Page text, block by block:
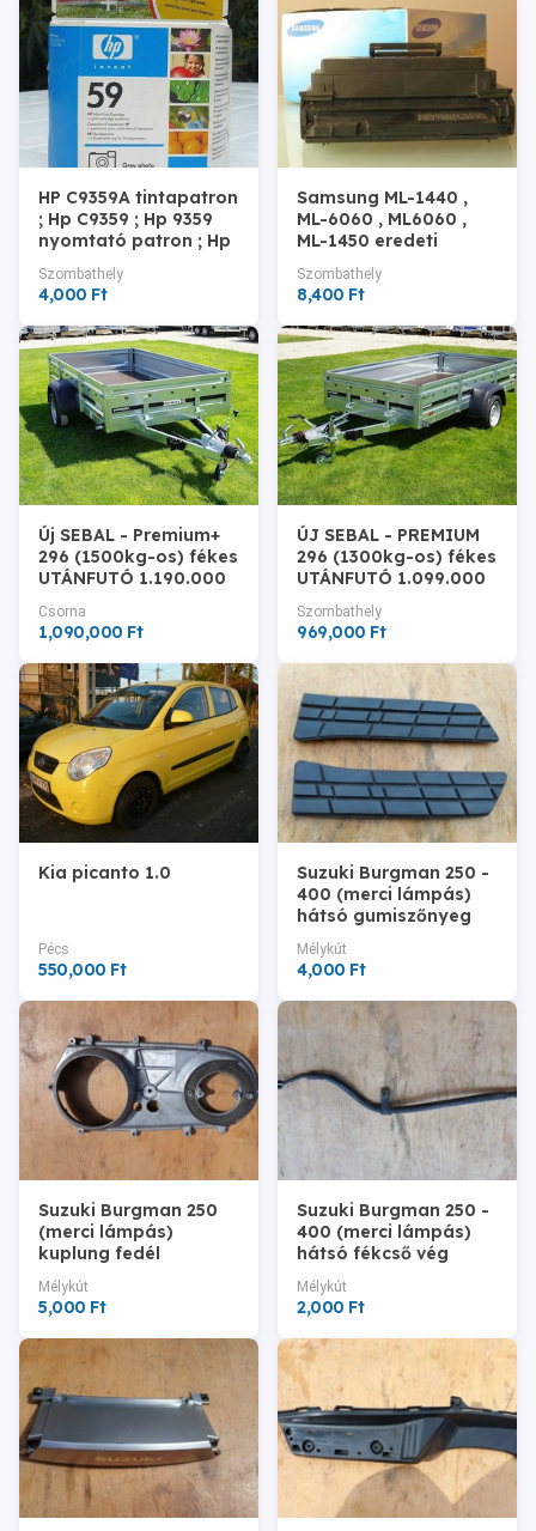
HP C9359A tintapatron
; Hp C9359 ; Hp 9359
nyomtató patron ; Hp
9359A ; Hp.59 = 4000.-
Ft
Szombathely
4,000 Ft
Samsung ML-1440 ,
ML-6060 , ML6060 ,
ML-1450 eredeti
nyomtató toner =
8.400.-Ft
Szombathely
8,400 Ft
Új SEBAL - Premium+
296 (1500kg-os) fékes
UTÁNFUTÓ 1.190.000
1.090.000 Ft
Csorna
1,090,000 Ft
ÚJ SEBAL - PREMIUM
296 (1300kg-os) fékes
UTÁNFUTÓ 1.099.000
Ft helyett bruttó
969.000 Ft
Szombathely
969,000 Ft
Kia picanto 1.0
Pécs
550,000 Ft
Suzuki Burgman 250 -
400 (merci lámpás)
hátsó gumiszőnyeg
pár
Mélykút
4,000 Ft
Suzuki Burgman 250
(merci lámpás)
kuplung fedél
Mélykút
5,000 Ft
Suzuki Burgman 250 -
400 (merci lámpás)
hátsó fékcső vég
Mélykút
2,000 Ft